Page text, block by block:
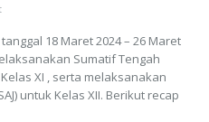
18 Maret 2024 – 26 Maret
Sumatif Tengah
XI , serta melaksanakan
untuk Kelas XII. Berikut recap